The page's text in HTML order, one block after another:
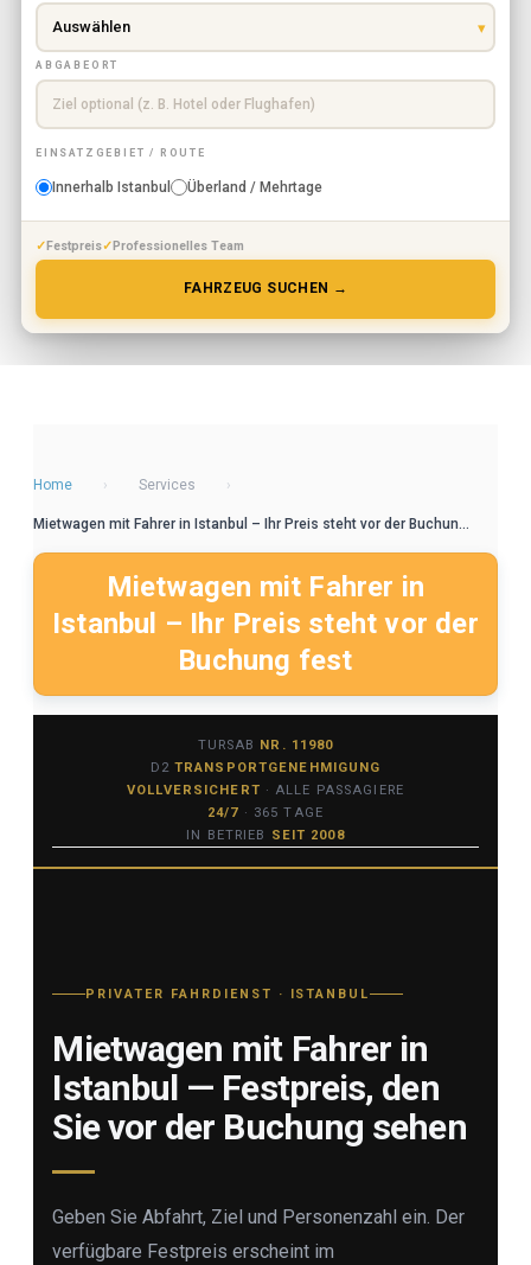
ABGABEORT
EINSATZGEBIET / ROUTE
Innerhalb Istanbul Überland / Mehrtage
Festpreis Professionelles Team
FAHRZEUG SUCHEN →
Home › Services ›
Mietwagen mit Fahrer in Istanbul – Ihr Preis steht vor der Buchun...
Mietwagen mit Fahrer in
Istanbul – Ihr Preis steht vor der
Buchung fest
TURSAB NR. 11980
D2 TRANSPORTGENEHMIGUNG
VOLLVERSICHERT · ALLE PASSAGIERE
24/7 · 365 TAGE
IN BETRIEB
SEIT 2008
PRIVATER FAHRDIENST · ISTANBUL
Mietwagen mit Fahrer in
Istanbul — Festpreis, den
Sie vor der Buchung sehen
Geben Sie Abfahrt, Ziel und Personenzahl ein. Der
verfügbare Festpreis erscheint im